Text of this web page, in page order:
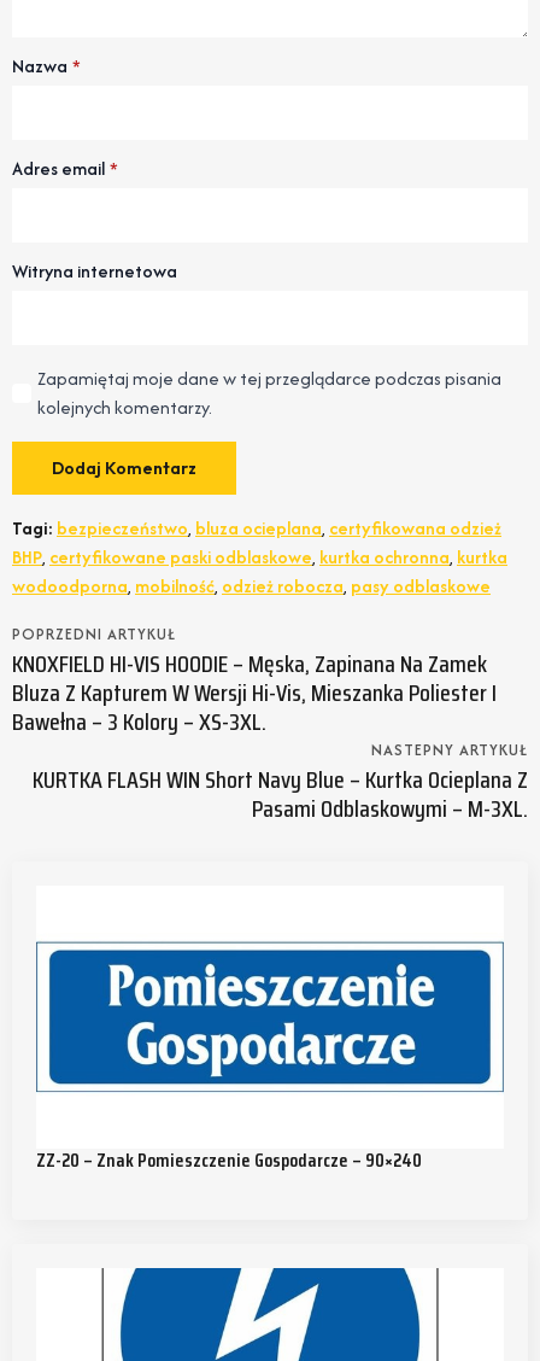
Nazwa *
Adres email*
Witryna internetowa
Zapamiętaj moje dane w tej przeglądarce podczas pisania
kolejnych komentarzy.
Tagi: bezpieczeństwo, bluza ocieplana, certyfikowana odzież
BHP, certyfikowane paski odblaskowe, kurtka ochronna, kurtka
wodoodporna, mobilność, odzież robocza, pasy odblaskowe
POPRZEDNI ARTYKUŁ
KNOXFIELD HI-VIS HOODIE – Męska, Zapinana Na Zamek
Bluza Z Kapturem W Wersji Hi-Vis, Mieszanka Poliester I
Bawełna – 3 Kolory – XS-3XL.
NASTEPNY ARTYKUŁ
KURTKA FLASH WIN Short Navy Blue – Kurtka Ocieplana Z
Pasami Odblaskowymi – M-3XL.
ZZ-20 – Znak Pomieszczenie Gospodarcze – 90×240